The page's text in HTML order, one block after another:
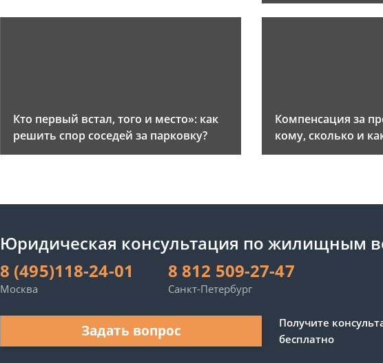
Кто первый встал, того и место»: как
решить спор соседей за парковку?
Компенсация за
кому, сколько и
Юридическая консультация по жилищным
8 (495)118-24-01
Москва
8 812 509-27-47
Санкт-Петербург
Задать вопрос
Получите
бесплатно